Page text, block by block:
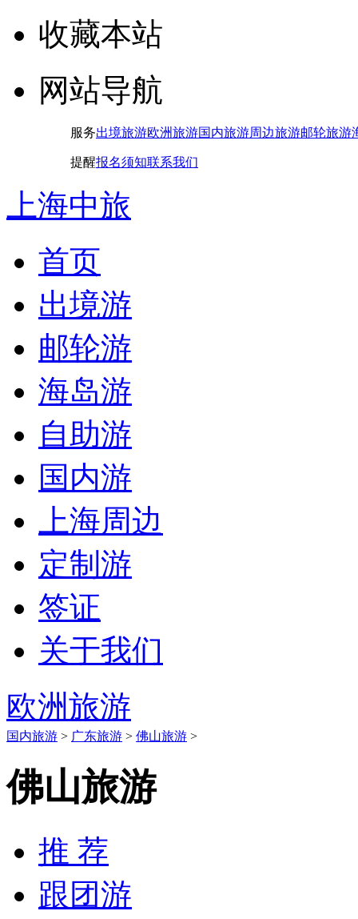
收藏本站
网站导航
服务出境旅游欧洲旅游国内旅游周边旅游邮轮旅游
提醒报名须知联系我们
上海中旅
首页
出境游
邮轮游
海岛游
自助游
国内游
上海周边
定制游
签证
关于我们
欧洲旅游
国内旅游 > 广东旅游 > 佛山旅游 >
佛山旅游
推 荐
跟团游